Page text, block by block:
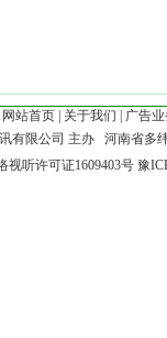
网站首页 关于我们
广告
有限公司 主办 河南省多
视听许可证1609403号豫